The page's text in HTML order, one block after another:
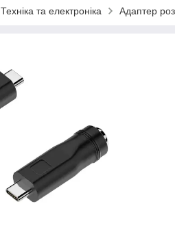
Техніка та електроніка Адаптер